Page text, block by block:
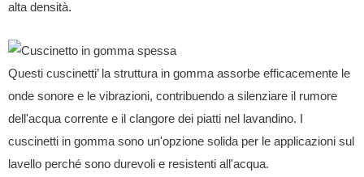
alta densità.
Questi cuscinetti’ la struttura in gomma assorbe efficacemente le
onde sonore e le vibrazioni, contribuendo a silenziare il rumore
dell'acqua corrente e il clangore dei piatti nel lavandino. I
cuscinetti in gomma sono un'opzione solida per le applicazioni sul
lavello perché sono durevoli e resistenti all'acqua.